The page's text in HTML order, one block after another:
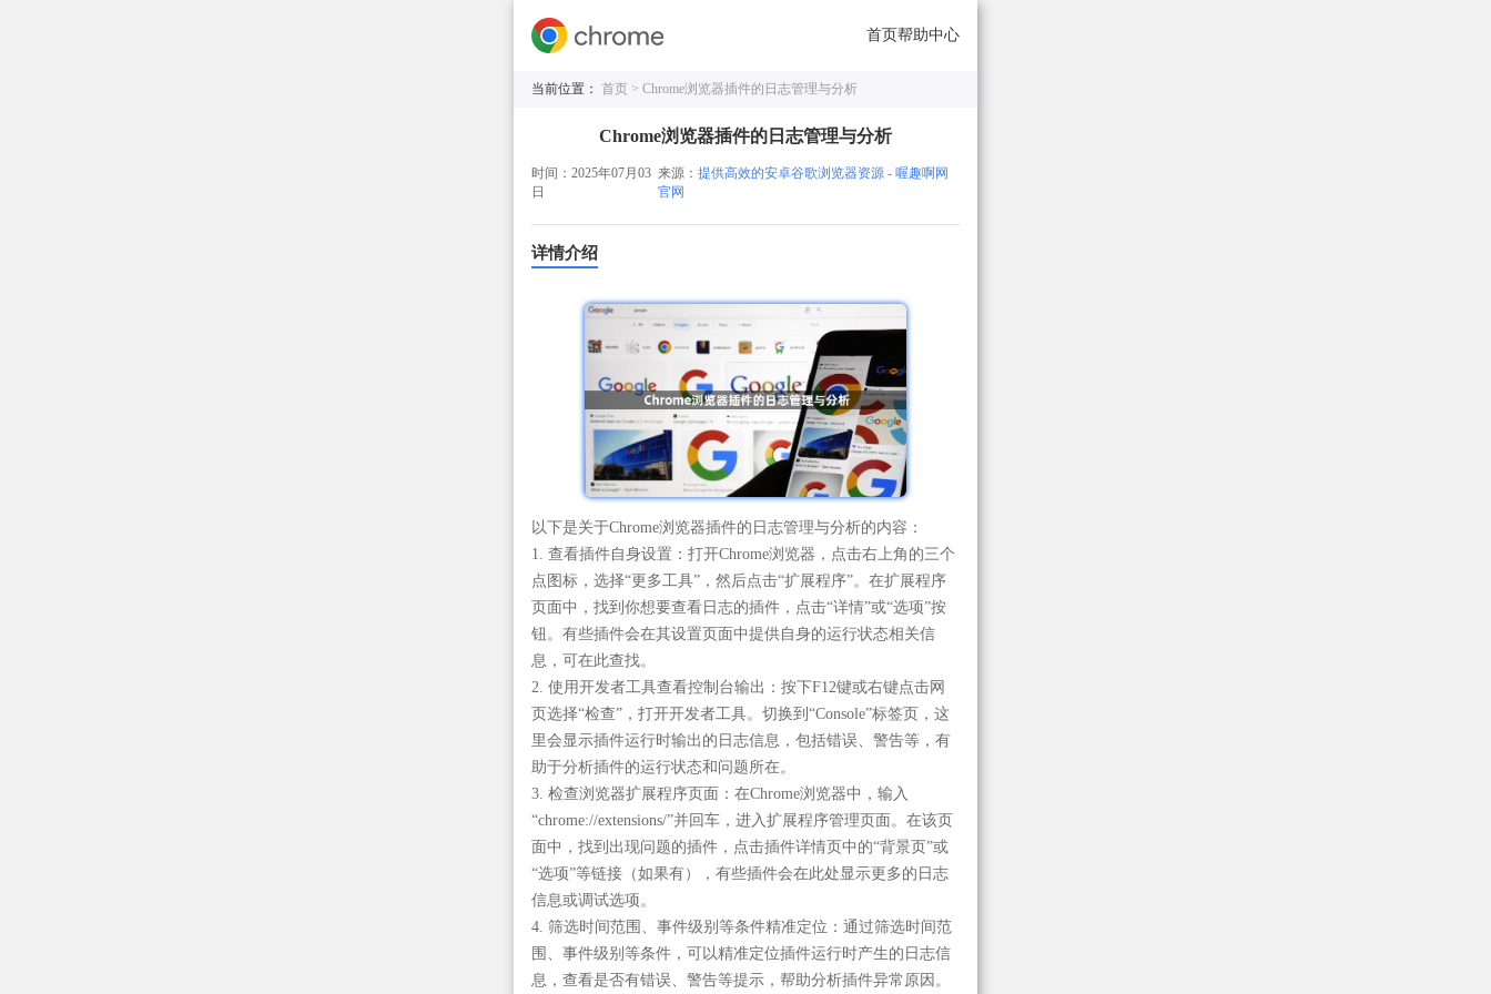
首页帮助中心
当前位置： 首页 > Chrome浏览器插件的日志管理与分析
Chrome浏览器插件的日志管理与分析
时间：2025年07月03
日
来源：提供高效的安卓谷歌浏览器资源 - 喔趣啊网
官网
详情介绍
以下是关于Chrome浏览器插件的日志管理与分析的内容：
1. 查看插件自身设置：打开Chrome浏览器，点击右上角的三个
点图标，选择“更多工具”，然后点击“扩展程序”。在扩展程序
页面中，找到你想要查看日志的插件，点击“详情”或“选项”按
钮。有些插件会在其设置页面中提供自身的运行状态相关信
息，可在此查找。
2. 使用开发者工具查看控制台输出：按下F12键或右键点击网
页选择“检查”，打开开发者工具。切换到“Console”标签页，这
里会显示插件运行时输出的日志信息，包括错误、警告等，有
助于分析插件的运行状态和问题所在。
3. 检查浏览器扩展程序页面：在Chrome浏览器中，输入
“chrome://extensions/”并回车，进入扩展程序管理页面。在该页
面中，找到出现问题的插件，点击插件详情页中的“背景页”或
“选项”等链接（如果有），有些插件会在此处显示更多的日志
信息或调试选项。
4. 筛选时间范围、事件级别等条件精准定位：通过筛选时间范
围、事件级别等条件，可以精准定位插件运行时产生的日志信
息，查看是否有错误、警告等提示，帮助分析插件异常原因。